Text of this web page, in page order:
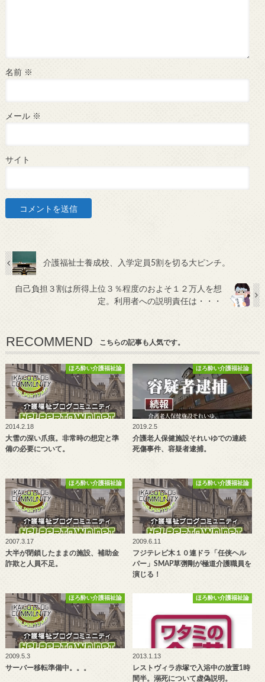
名前 ※
メール ※
サイト
介護福祉士養成校、入学定員5割を切る大ピンチ。
自己負担３割は所得上位３％程度のおよそ１２万人を想
定。利用者への説明責任は・・・
RECOMMEND こちらの記事も人気です。
ほろ酔い介護福祉論
2014.2.18
大雪の深い爪痕。非常時の想定と準
備の必要について。
ほろ酔い介護福祉論
2019.2.5
介護老人保健施設それいゆでの連続
死傷事件、容疑者逮捕。
ほろ酔い介護福祉論
2007.3.17
大半が閉鎖したままの施設、補助金
詐欺と人員不足。
ほろ酔い介護福祉論
2009.6.11
フジテレビ木１０連ドラ「任侠ヘル
パー」SMAP草彅剛が極道介護職員を
演じる！
ほろ酔い介護福祉論
2009.5.3
サーバー移転準備中。。。
ほろ酔い介護福祉論
2013.1.13
レストヴィラ赤塚で入浴中の放置1時
間半。溺死について虚偽説明。